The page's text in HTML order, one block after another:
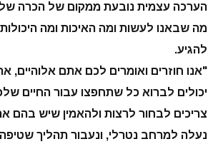
הערכה עצמית נובעת ממקום של הכרה של
מה שבאנו לעשות ומה האיכות ומה
להגיע.
"אנו חוזרים ואומרים לכם אתם אלוהיים,
יכולים לברוא כל שתחפצו עבור החיים
צריכים לבחור לרצות ולהאמין שיש בהם
נעלה למרחב נטרלי, ונעבור תהליך שטיפה